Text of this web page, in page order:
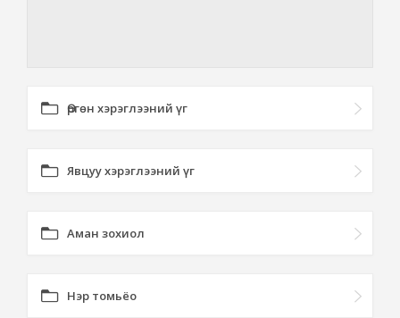
Өргөн хэрэглээний үг
Явцуу хэрэглээний үг
Аман зохиол
Нэр томьёо